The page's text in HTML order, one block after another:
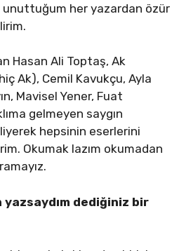
unuttuğum her yazardan özür
Hasan Ali Toptaş, Ak
Ak), Cemil Kavukçu, Ayla
Mavisel Yener, Fuat
gelmeyen saygın
hepsinin eserlerini
Okumak lazım okumadan
yazsaydım dediğiniz bir